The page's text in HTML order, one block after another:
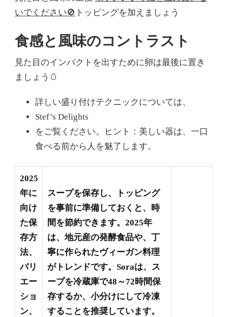
いでください🚫 トッピングを加えましょう
食感と風味のコントラスト
見た目のインパクトを出すために卵は最後に置き
ましょう🥚
詳しい盛り付けテクニックについては、
Stef’s Delights
をご覧ください。ヒント：美しい器は、一口
食べる前から人を魅了します。
2025
年に
向け
た保
存方
法、
バリ
エー
ショ
ン、
スープを保存し、トッピング
を事前に準備しておくと、時
間を節約できます。2025年
は、地元産の発酵食品や、丁
寧に作られたヴィーガン料理
がトレンドです。Soraは、ス
ープを冷蔵庫で48～72時間保
存するか、小分けにして冷凍
することを推奨しています。